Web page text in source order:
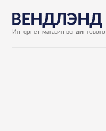
Интернет-магазин